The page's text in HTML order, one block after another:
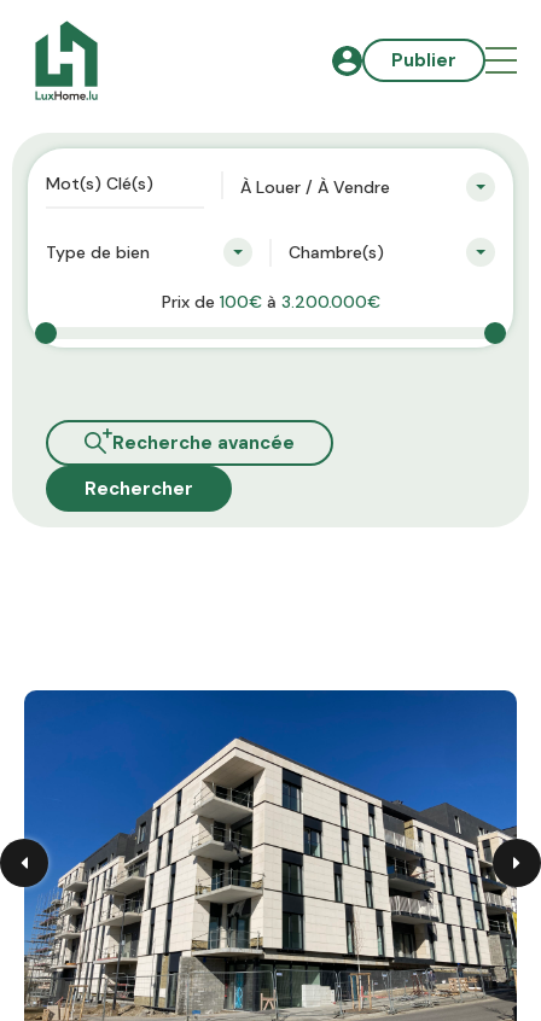
Publier
À Louer / À Vendre
Type de bien Chambre(s)
Prix de 100€à 3.200.000€
Recherche avancée
Rechercher